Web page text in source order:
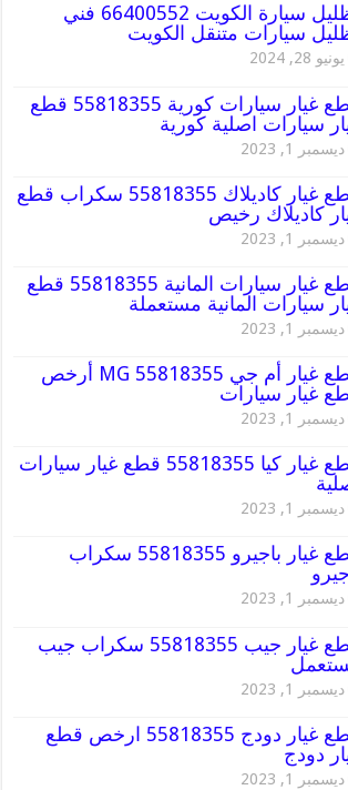
تظليل سيارة الكويت 66400552 فني
سيارات متنقل الكويت
يونيو 28, 2024
قطع غيار سيارات كورية 55818355 قطع
سيارات اصلية كورية
ديسمبر 1, 2023
قطع غيار كاديلاك 55818355 سكراب قطع
كاديلاك رخيص
ديسمبر 1, 2023
قطع غيار سيارات المانية 55818355 قطع
سيارات المانية مستعملة
ديسمبر 1, 2023
قطع غيار أم جي MG 55818355 أرخص
غيار سيارات
ديسمبر 1, 2023
قطع غيار كيا 55818355 قطع غيار سيارات
ديسمبر 1, 2023
قطع غيار باجيرو 55818355 سكراب
ديسمبر 1, 2023
قطع غيار جيب 55818355 سكراب جيب
ديسمبر 1, 2023
قطع غيار دودج 55818355 ارخص قطع
دودج
ديسمبر 1, 2023